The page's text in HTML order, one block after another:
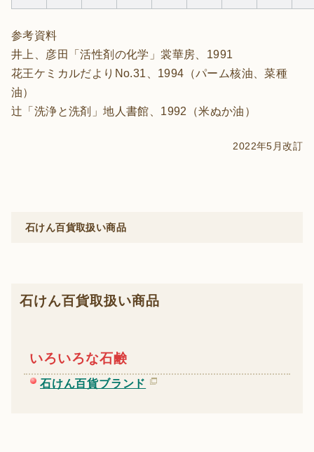
参考資料
井上、彦田「活性剤の化学」裳華房、1991
花王ケミカルだよりNo.31、1994（パーム核油、菜種
油）
辻「洗浄と洗剤」地人書館、1992（米ぬか油）
2022年5月改訂
石けん百貨取扱い商品
石けん百貨取扱い商品
いろいろな石鹸
石けん百貨ブランド